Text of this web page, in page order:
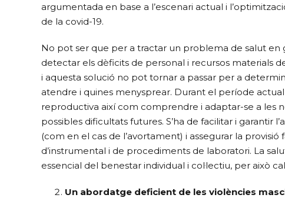
argumentada en base a l’escenari actual i
de la covid-19.
No pot ser que per a tractar un problema de salut en
detectar els dèficits de personal i recursos materials
i aquesta solució no pot tornar a passar per a
atendre i quines menysprear. Durant el període
reproductiva així com comprendre i adaptar-se a les
possibles dificultats futures. S’ha de facilitar i garantir
(com en el cas de l’avortament) i assegurar la
d’instrumental i de procediments de laboratori. La
essencial del benestar individual i col·lectiu, per això
Un abordatge deficient de les violències